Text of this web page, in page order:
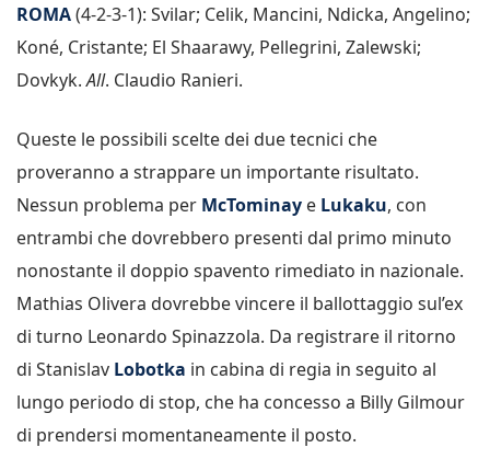
ROMA(4-2-3-1): Svilar; Celik, Mancini, Ndicka, Angelino;
Koné, Cristante; El Shaarawy, Pellegrini, Zalewski;
Dovkyk.All. Claudio Ranieri.
Queste le possibili scelte dei due tecnici che
proveranno a strappare un importante risultato.
Nessun problema per McTominay e Lukaku, con
entrambi che dovrebbero presenti dal primo minuto
nonostante il doppio spavento rimediato in nazionale.
Mathias Olivera dovrebbe vincere il ballottaggio sul’ex
di turno Leonardo Spinazzola. Da registrare il ritorno
di Stanislav Lobotka in cabina di regia in seguito al
lungo periodo di stop, che ha concesso a Billy Gilmour
di prendersi momentaneamente il posto.